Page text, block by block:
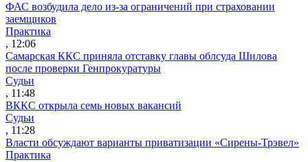
ФАС возбудила дело из-за ограничений при страховании
заемщиков
Практика
, 12:06
Самарская ККС приняла отставку главы облсуда Шилова
после проверки Генпрокуратуры
Судьи
, 11:48
ВККС открыла семь новых вакансий
Судьи
, 11:28
Власти обсуждают варианты приватизации «Сирены-Трэвел»
Практика